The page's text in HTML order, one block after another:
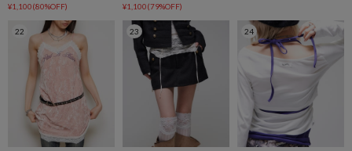
¥1,100(80%OFF)
¥1,100(79%OFF)
22 23 24